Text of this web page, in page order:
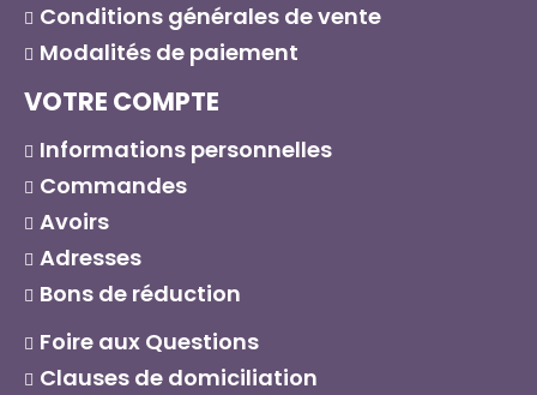
Conditions générales de vente
Modalités de paiement
VOTRE COMPTE
Informations personnelles
Commandes
Avoirs
Adresses
Bons de réduction
Foire aux Questions
Clauses de domiciliation